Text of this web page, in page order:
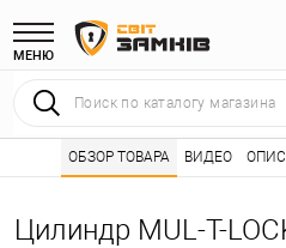
МЕНЮ
Интернет магазин замков
Цилиндр MUL-T-
ОБЗОР ТОВАРА ВИДЕО